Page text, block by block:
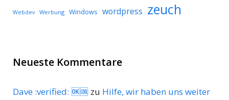
Webdev Werbung Windows wordpress zeuch
Neueste Kommentare
Dave :verified: 🆗🆒 zu Hilfe, wir haben uns weiter